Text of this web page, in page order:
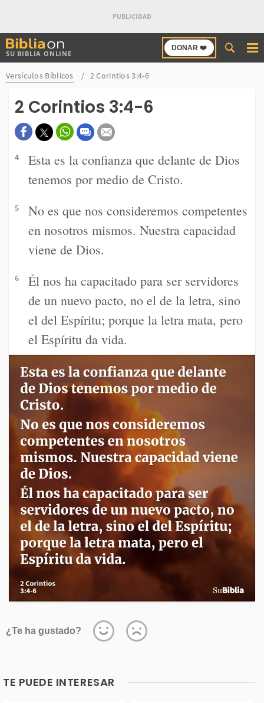
SU BIBLIA ONLINE
DONAR ❤️
Buscar
en
Bibliaon
Versículos Bíblicos 2 Corintios 3:4-6
2 Corintios 3:4-6
4
Esta es la confianza que delante de Dios
tenemos por medio de Cristo.
5
No es que nos consideremos competentes
en nosotros mismos. Nuestra capacidad
viene de Dios.
6
Él nos ha capacitado para ser servidores
de un nuevo pacto, no el de la letra, sino
el del Espíritu; porque la letra mata, pero
el Espíritu da vida.
¿Te ha gustado?
TE PUEDE INTERESAR